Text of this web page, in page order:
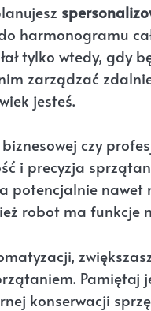
harmonogramu
tylko wtedy, gdy
zarządzać
jesteś.
czy
i precyzja
potencjalnie
robot ma funkcje
konserwacji